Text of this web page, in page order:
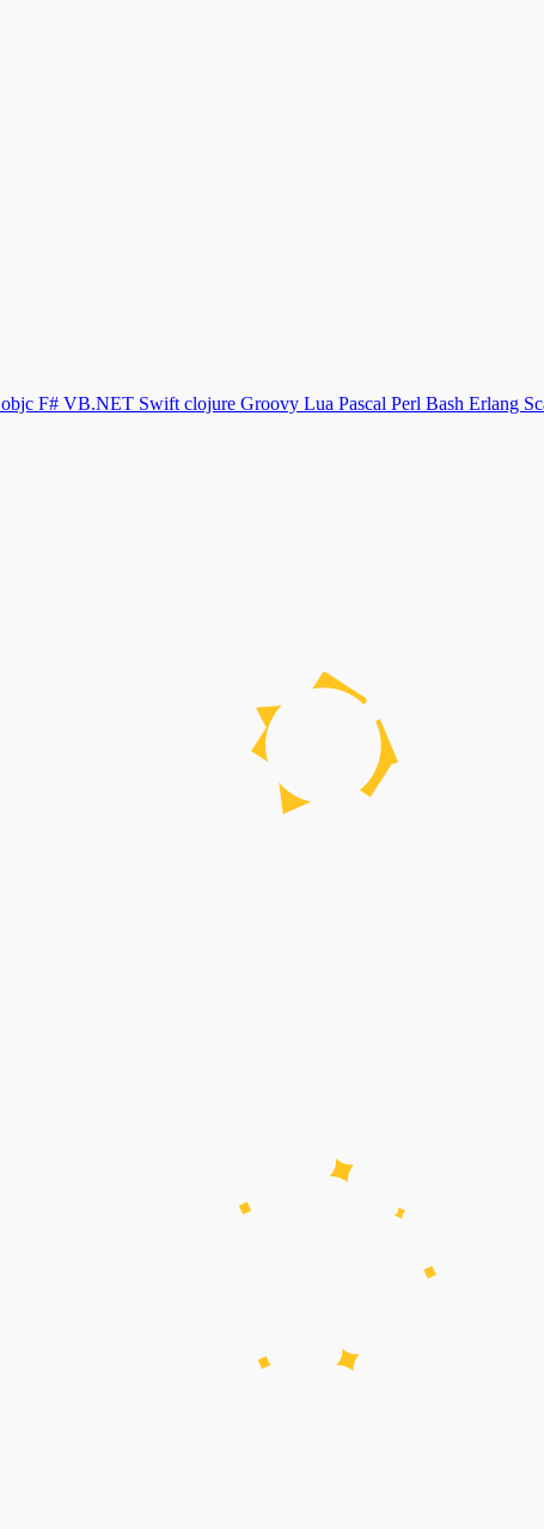
objc F# VB.NET Swift clojure Groovy Lua Pascal Perl Bash Erlang